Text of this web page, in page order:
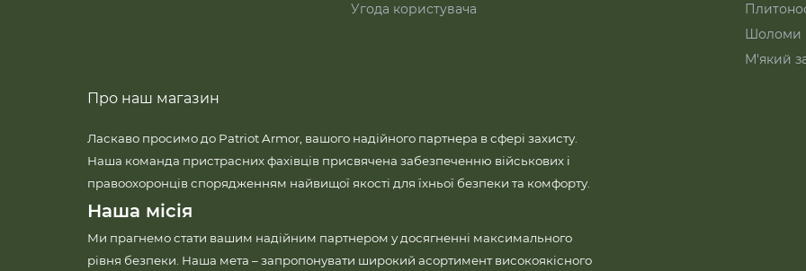
Угода користувача
Шоломи
М'який
Про наш магазин
Ласкаво просимо до Patriot Armor, вашого надійного партнера в сфері захисту.
Наша команда пристрасних фахівців присвячена забезпеченню військових і
правоохоронців спорядженням найвищої якості для їхньої безпеки та комфорту.
Наша місія
Ми прагнемо стати вашим надійним партнером у досягненні максимального
рівня безпеки. Наша мета – запропонувати широкий асортимент високоякісного